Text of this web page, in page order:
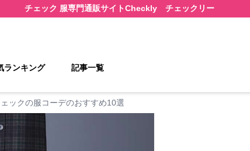
チェック 服専門通販サイトCheckly チェックリー
ランキング 記事一覧
ックの服コーデのおすすめ10選